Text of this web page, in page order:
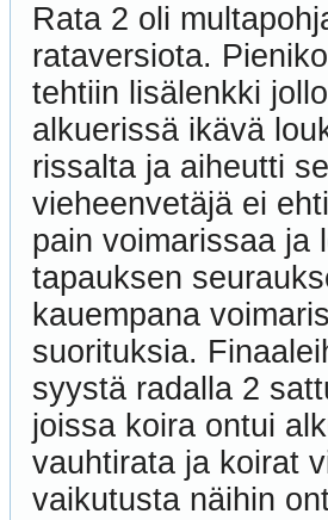
Rata 2 oli
rataversiota.
tehtiin lisälenkki
alkuerissä ikävä
rissalta ja aiheutti
vieheenvetäjä ei
pain voimarissaa ja
tapauksen
kauempana
suorituksia.
syystä radalla 2
joissa koira ontui
vauhtirata ja koirat
vaikutusta näihin